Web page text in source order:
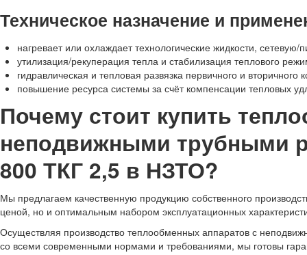
Техническое назначение и
нагревает или охлаждает технологические жидкости, сетевую/
утилизация/рекуперация тепла и стабилизация теплового
гидравлическая и тепловая развязка первичного и вторичного
повышение ресурса системы за счёт компенсации тепловых
Почему стоит купить
неподвижными трубными
800 ТКГ 2,5 в НЗТО?
Мы предлагаем качественную продукцию собственного
ценой, но и оптимальным набором эксплуатационных
Осуществляя производство теплообменных аппаратов с
со всеми современными нормами и требованиями, мы готовы